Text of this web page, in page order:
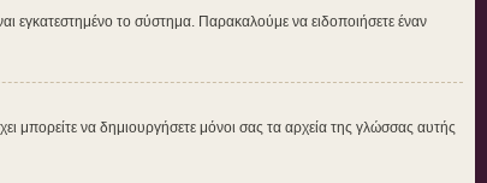
εγκατεστημένο το σύστημα. Παρακαλούμε να ειδοποιήσετε έναν
μπορείτε να δημιουργήσετε μόνοι σας τα αρχεία της γλώσσας αυτής